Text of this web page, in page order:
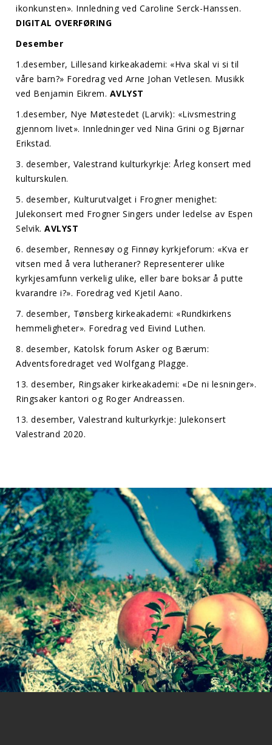
ikonkunsten». Innledning ved Caroline Serck-Hanssen.
DIGITAL OVERFØRING
Desember
1.desember, Lillesand kirkeakademi: «Hva skal vi si til
våre barn?» Foredrag ved Arne Johan Vetlesen. Musikk
ved Benjamin Eikrem. AVLYST
1.desember, Nye Møtestedet (Larvik): «Livsmestring
gjennom livet». Innledninger ved Nina Grini og Bjørnar
Erikstad.
3. desember, Valestrand kulturkyrkje: Årleg konsert med
kulturskulen.
5. desember, Kulturutvalget i Frogner menighet:
Julekonsert med Frogner Singers under ledelse av Espen
Selvik. AVLYST
6. desember, Rennesøy og Finnøy kyrkjeforum: «Kva er
vitsen med å vera lutheraner? Representerer ulike
kyrkjesamfunn verkelig ulike, eller bare boksar å putte
kvarandre i?». Foredrag ved Kjetil Aano.
7. desember, Tønsberg kirkeakademi: «Rundkirkens
hemmeligheter». Foredrag ved Eivind Luthen.
8. desember, Katolsk forum Asker og Bærum:
Adventsforedraget ved Wolfgang Plagge.
13. desember, Ringsaker kirkeakademi: «De ni lesninger».
Ringsaker kantori og Roger Andreassen.
13. desember, Valestrand kulturkyrkje: Julekonsert
Valestrand 2020.